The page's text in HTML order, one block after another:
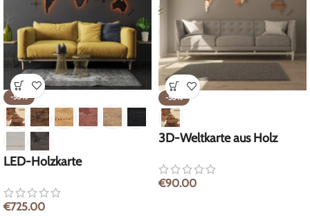
-50%
LED-Holzkarte
€725.00
-50%
3D-Weltkarte aus Holz
€90.00